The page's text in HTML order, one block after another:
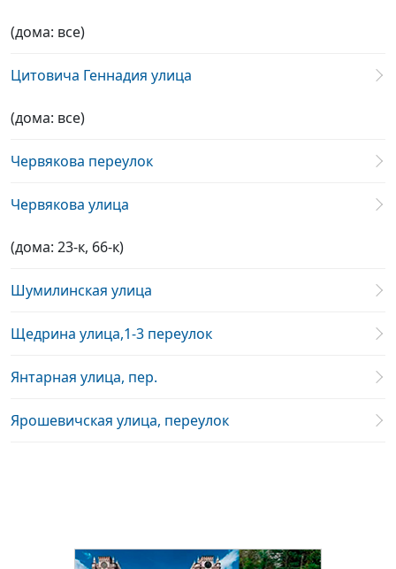
(дома: все)
Цитовича Геннадия улица
(дома: все)
Червякова переулок
Червякова улица
(дома: 23-к, 66-к)
Шумилинская улица
Щедрина улица,1-3 переулок
Янтарная улица, пер.
Ярошевичская улица, переулок